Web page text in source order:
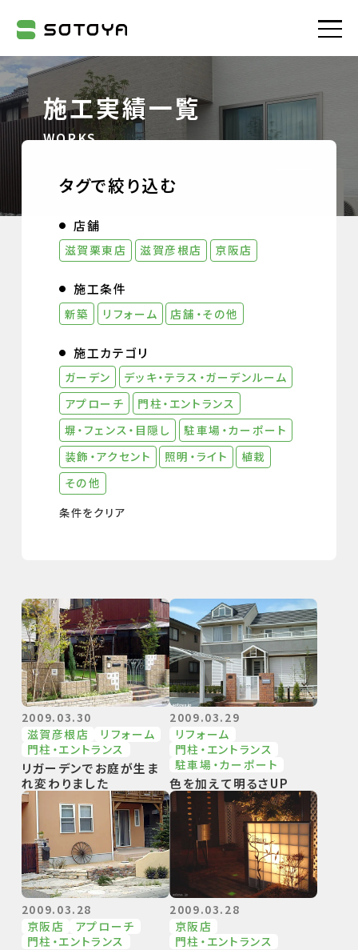
株式会社SOTOYA
施工実績一覧
WORKS
タグで絞り込む
店舗
滋賀栗東店 滋賀彦根店 京阪店
施工条件
新築 リフォーム 店舗・その他
施工カテゴリ
ガーデン
デッキ・テラス・ガーデンルーム
アプローチ
⾨柱・エントランス
塀・フェンス・⽬隠し
駐⾞場・カーポート
装飾・アクセント
照明・ライト
植栽
その他
条件をクリア
2009.03.30
滋賀彦根店
リフォーム
⾨柱・エントランス
リガーデンでお庭が生ま
れ変わりました
2009.03.29
リフォーム
⾨柱・エントランス
駐⾞場・カーポート
色を加えて明るさUP
2009.03.28
京阪店
アプローチ
⾨柱・エントランス
2009.03.28
京阪店
⾨柱・エントランス